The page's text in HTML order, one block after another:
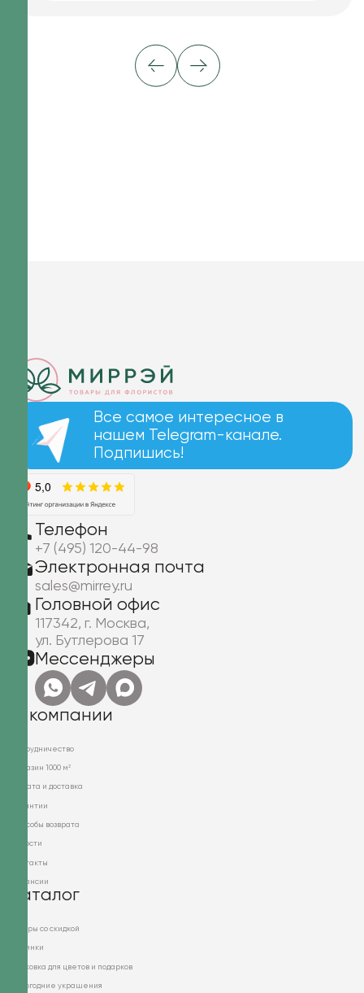
Все самое интересное в
нашем Telegram-канале.
Подпишись!
Телефон
+7 (495) 120-44-98
Электронная почта
sales@mirrey.ru
Головной офис
117342, г. Москва,
ул. Бутлерова 17
Мессенджеры
О компании
Сотрудничество
Магазин 1000 м²
Оплата и доставка
Гарантии
Способы возврата
Новости
Контакты
Вакансии
Каталог
Товары со скидкой
Новинки
Упаковка для цветов и подарков
Новогодние украшения